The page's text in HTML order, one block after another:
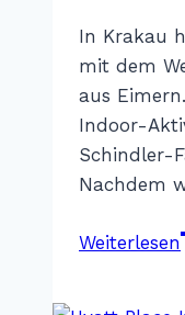
In Krakau
mit dem
aus
Indoor-
Schindler-
Nachdem
Weiterlesen